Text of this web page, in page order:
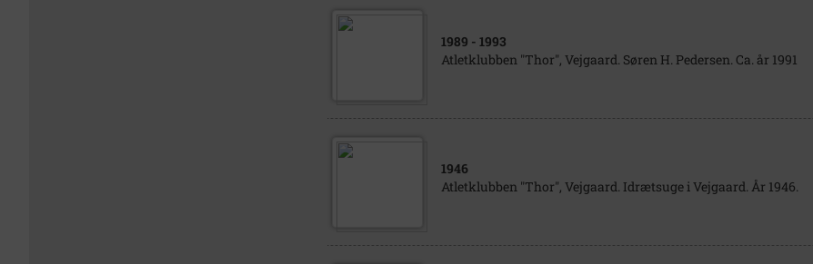
1989 - 1993
Atletklubben "Thor", Vejgaard. Søren H. Pedersen. Ca. år 1991
1946
Atletklubben "Thor", Vejgaard. Idrætsuge i Vejgaard. År 1946.